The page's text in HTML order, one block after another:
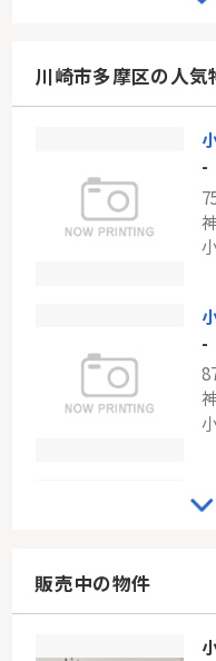
-
川崎市多摩区の人気
-
-
-
販売中の物件